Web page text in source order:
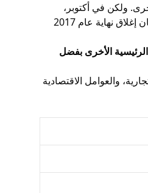
وأسباب أخرى. ولكن في أكتوبر،
عندما فاز الحزب الحاكم بانتخابات مجلس النواب في اليابان، ارتفع المؤشر لمدة 16 يوم عمل متتالي لأول مرة في تاريخه. وكان إغلاق نهاية عام 2017
سريعًا مقارنة بالمؤشرات الرئيسية الأخرى بفضل
التجارية، والعوامل الاقتصادية